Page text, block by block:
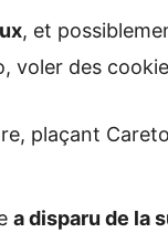
, et
voler des
plaçant
a disparu de la